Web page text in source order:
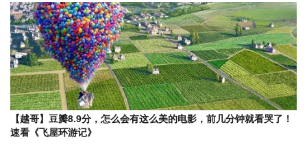
【越哥】豆瓣8.9分，怎么会有这么美的电影，前几分钟就看哭了！
速看《飞屋环游记》